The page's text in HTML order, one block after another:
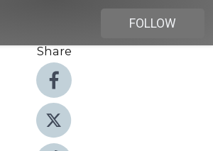
FOLLOW
Share